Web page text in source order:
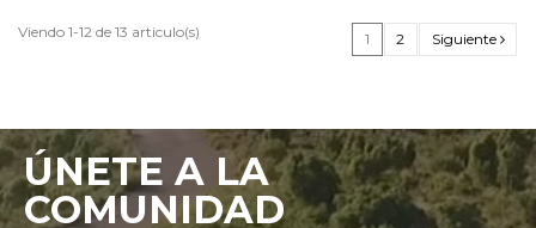
Viendo 1-12 de 13 articulo(s) 1 2 Siguiente
ÚNETE A LA
COMUNIDAD